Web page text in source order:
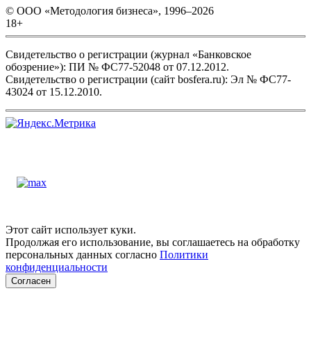
© ООО «Методология бизнеса», 1996–2026
18+
Свидетельство о регистрации (журнал «Банковское
обозрение»): ПИ № ФС77-52048 от 07.12.2012.
Свидетельство о регистрации (сайт bosfera.ru): Эл № ФС77-
43024 от 15.12.2010.
Этот сайт использует куки.
Продолжая его использование, вы соглашаетесь на обработку
персональных данных согласно Политики
конфиденциальности
Согласен